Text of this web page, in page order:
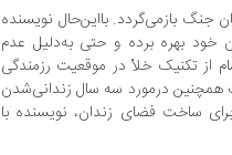
جنگ بازمی‌گردد. بااین‌حال نویسنده
بهره برده و حتی به‌دلیل عدم
از تکنیک خلأ در موقعیت رزمندگی
درمورد سه سال زندانی‌شدن
ساخت فضای زندان، نویسنده با